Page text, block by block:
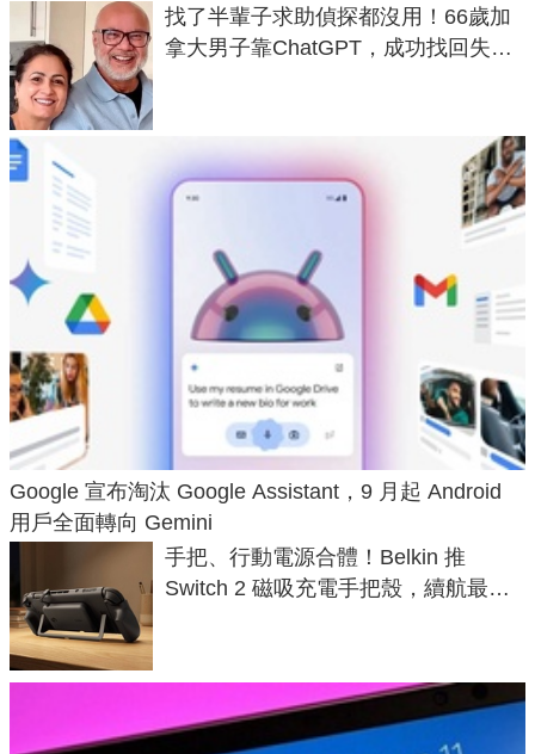
找了半輩子求助偵探都沒用！66歲加
拿大男子靠ChatGPT，成功找回失散
Google 宣布淘汰 Google Assistant，9 月起 Android
用戶全面轉向 Gemini
手把、行動電源合體！Belkin 推
Switch 2 磁吸充電手把殼，續航最高